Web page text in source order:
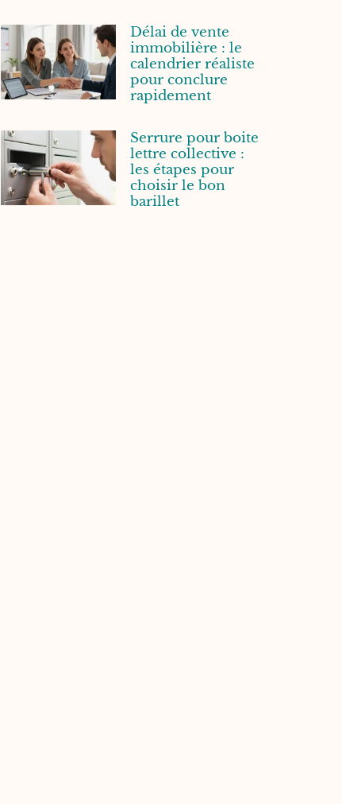
Délai de vente
immobilière : le
calendrier réaliste
pour conclure
rapidement
Serrure pour boite
lettre collective :
les étapes pour
choisir le bon
barillet